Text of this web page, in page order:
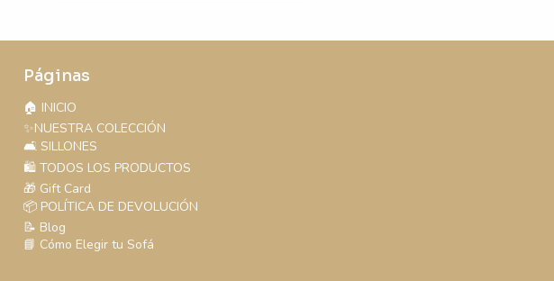
Páginas
🏠 INICIO
✨NUESTRA COLECCIÓN
🛋️ SILLONES
🛍️ TODOS LOS PRODUCTOS
🎁 Gift Card
📦 POLÍTICA DE DEVOLUCIÓN
📝 Blog
📘 Cómo Elegir tu Sofá